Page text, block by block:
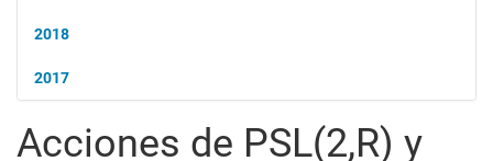
2018
2017
Acciones de PSL(2,R) y